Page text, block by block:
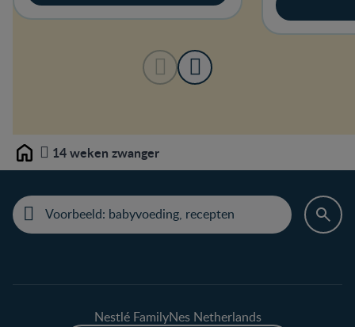
Home 14 weken zwanger
Nestlé FamilyNes Netherlands